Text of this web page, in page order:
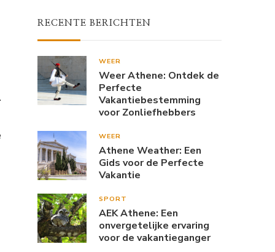
RECENTE BERICHTEN
WEER
Weer Athene: Ontdek de
Perfecte
Vakantiebestemming
voor Zonliefhebbers
WEER
Athene Weather: Een
Gids voor de Perfecte
Vakantie
SPORT
AEK Athene: Een
onvergetelijke ervaring
voor de vakantieganger